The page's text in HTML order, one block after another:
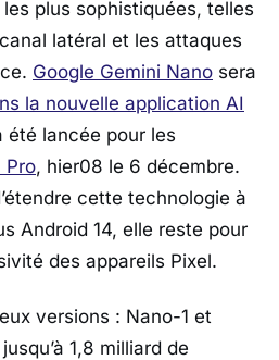
plus sophistiquées, telles
latéral et les attaques
Google Gemini Nano sera
la nouvelle application AI
été lancée pour les
Pro, hier08 le 6 décembre.
cette technologie à
Android 14, elle reste pour
des appareils Pixel.
versions : Nano-1 et
1,8 milliard de